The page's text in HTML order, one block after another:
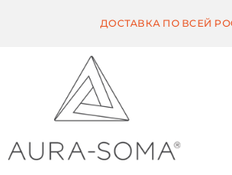
ДОСТАВКА ПО ВСЕЙ